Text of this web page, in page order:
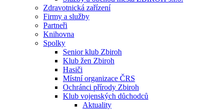
Zdravotnická zařízení
Firmy a služby
Partneři
Knihovna
Spolky
Senior klub Zbiroh
Klub žen Zbiroh
Hasiči
Místní organizace ČRS
Ochránci přírody Zbiroh
Klub vojenských důchodců
Aktuality